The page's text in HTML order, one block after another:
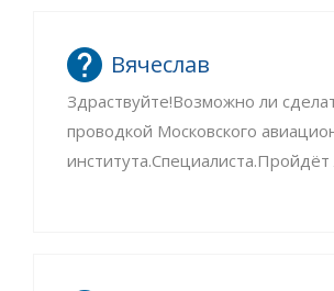
Вячеслав
Здраствуйте!Возможно ли
проводкой Московского
института.Специалиста.Пройдёт